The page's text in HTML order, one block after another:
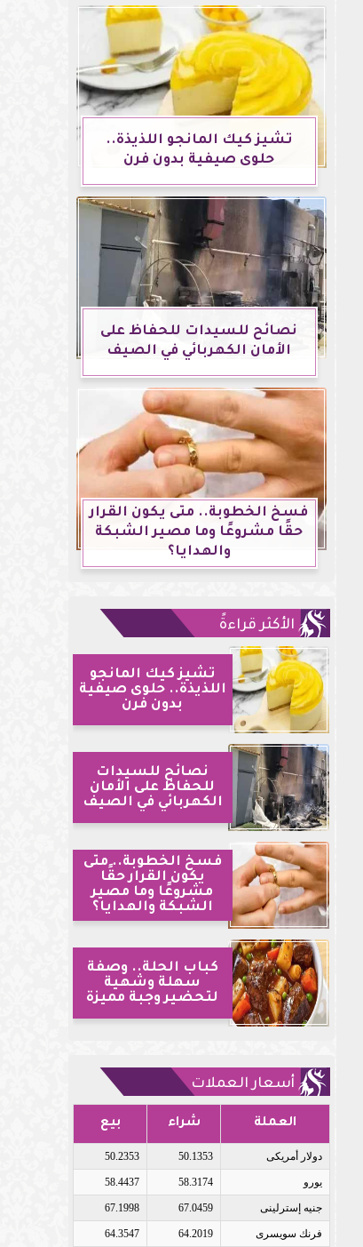
تشيز كيك المانجو اللذيذة..
حلوى صيفية بدون فرن
نصائح للسيدات للحفاظ على
الأمان الكهربائي في الصيف
فسخ الخطوبة.. متى يكون القرار
حقًا مشروعًا وما مصير الشبكة
والهدايا؟
الأكثر قراءةً
تشيز كيك المانجو
اللذيذة.. حلوى صيفية
بدون فرن
نصائح للسيدات
للحفاظ على الأمان
الكهربائي في الصيف
فسخ الخطوبة.. متى
يكون القرار حقًا
مشروعًا وما مصير
الشبكة والهدايا؟
كباب الحلة.. وصفة
سهلة وشهية
لتحضير وجبة مميزة
أسعار العملات
العملة شراء بيع
دولار أمريكى 50.1353
50.2353
يورو 58.3174
58.4437
جنيه إسترلينى 67.0459
67.1998
فرنك سويسرى 64.2019
64.3547